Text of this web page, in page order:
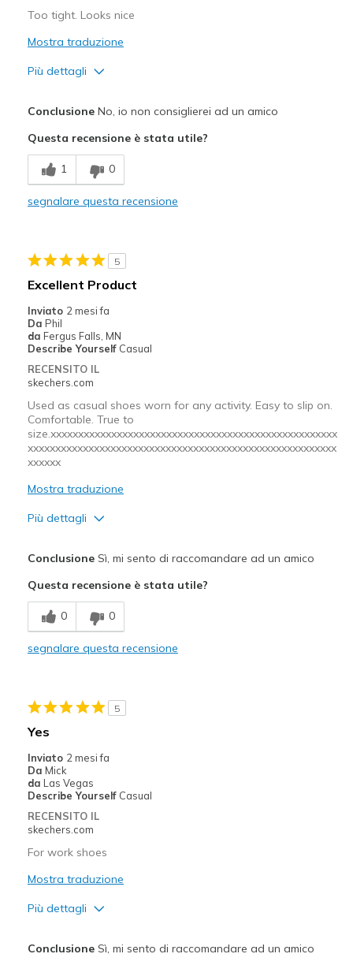
Too tight. Looks nice
Mostra traduzione
Più dettagli
Difetti
Feet hurt; too tight
ConclusioneNo, io non consiglierei ad un amico
Questa recensione è stata utile?
1 0
segnalare questa recensione
5
Excellent Product
Inviato 2 mesi fa
Da Phil
da Fergus Falls, MN
Describe Yourself Casual
RECENSITO IL
skechers.com
Used as casual shoes worn for any activity. Easy to slip on.
Comfortable. True to
size.xxxxxxxxxxxxxxxxxxxxxxxxxxxxxxxxxxxxxxxxxxxxxxxxxxxx
xxxxxxxxxxxxxxxxxxxxxxxxxxxxxxxxxxxxxxxxxxxxxxxxxxxxxxxx
xxxxxx
Mostra traduzione
Più dettagli
Breathe Well
Comfortable
Width
Sizing
Feels true to size
View On Shoes
ConclusioneSì, mi sento di raccomandare ad un amico
Questa recensione è stata utile?
0 0
segnalare questa recensione
5
Yes
Inviato 2 mesi fa
Da Mick
da Las Vegas
Describe Yourself Casual
RECENSITO IL
skechers.com
For work shoes
Mostra traduzione
Più dettagli
ConclusioneSì, mi sento di raccomandare ad un amico